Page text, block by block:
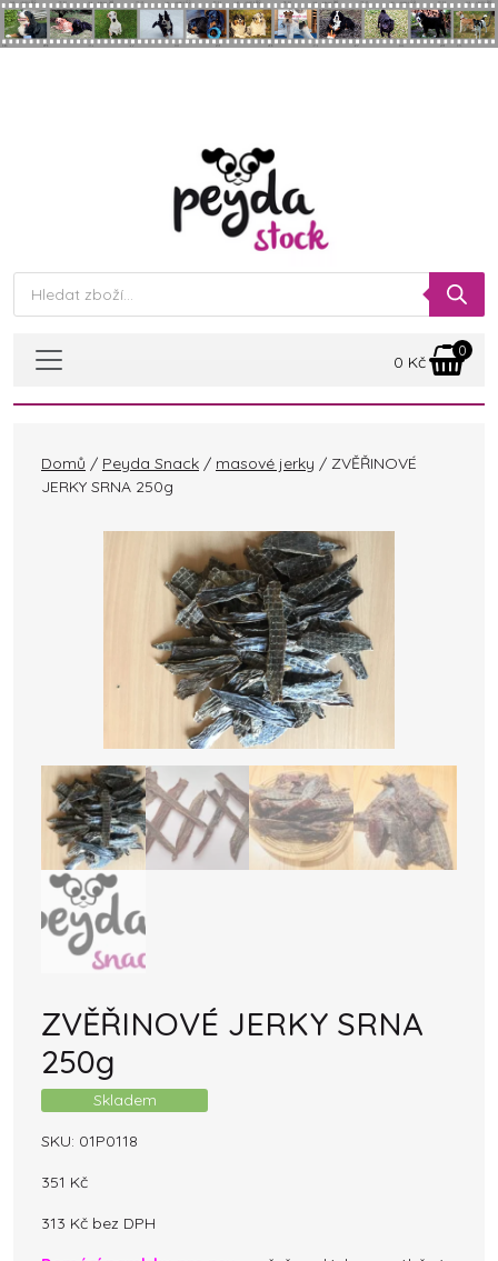
Skip to main content
Products
search
0 Kč
0
Domů / Peyda Snack / masové jerky / ZVĚŘINOVÉ
JERKY SRNA 250g
ZVĚŘINOVÉ JERKY SRNA
250g
Skladem
SKU: 01P0118
351 Kč
313 Kč bez DPH